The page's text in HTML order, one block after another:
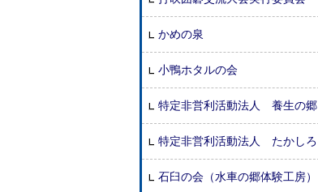
かめの泉
小鴨ホタルの会
特定非営利活動法人 養生の郷
特定非営利活動法人 たかしろ
石臼の会（水車の郷体験工房）